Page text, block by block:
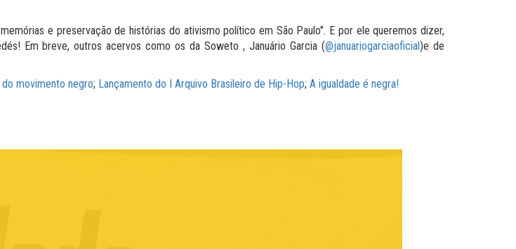
e preservação de histórias do ativismo político em São Paulo". E por ele queremos dizer,
Em breve, outros acervos como os da Soweto , Januário Garcia (@januariogarciaoficial)e de
movimento negro; Lançamento do I Arquivo Brasileiro de Hip-Hop; A igualdade é negra!